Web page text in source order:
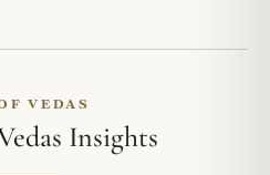
VEDAS
Insights